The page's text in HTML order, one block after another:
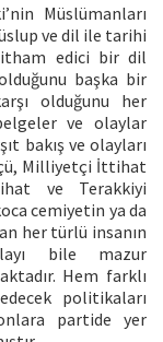
Müslümanları
ve dil ile tarihi
itham edici bir dil
başka bir
olduğunu her
ve olaylar
bakış ve olayları
Milliyetçi İttihat
ve Terakkiyi
cemiyetin ya da
her türlü insanın
bile mazur
Hem farklı
politikaları
partide yer